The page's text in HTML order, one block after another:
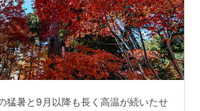
猛暑と9月以降も長く高温が続いたせ